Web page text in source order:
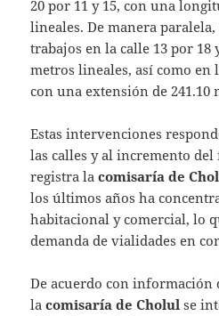
20 por 11 y 15, con una
lineales. De manera
trabajos en la calle 13 por 18
metros lineales, así como en
con una extensión de 241.10
Estas intervenciones
las calles y al incremento
registra lacomisaría de
los últimos años ha
habitacional y comercial, lo
demanda de vialidades en
De acuerdo con información
lacomisaría de Cholul se